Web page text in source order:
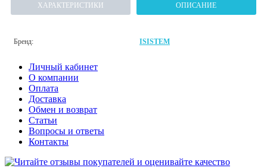
ХАРАКТЕРИСТИКИ ОПИСАНИЕ
Бренд: ISISTEM
Личный кабинет
О компании
Оплата
Доставка
Обмен и возврат
Статьи
Вопросы и ответы
Контакты